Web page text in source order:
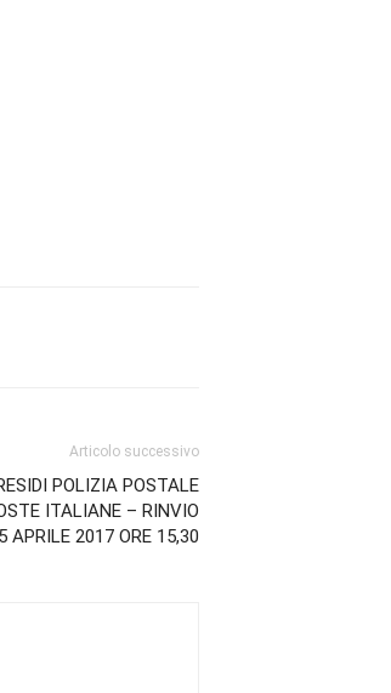
Articolo successivo
POLIZIA POSTALE
ITALIANE – RINVIO
APRILE 2017 ORE 15,30